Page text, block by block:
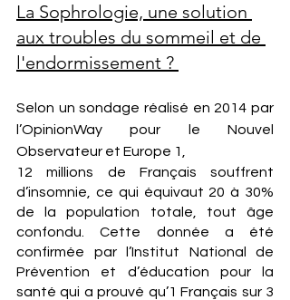
La Sophrologie, une solution
aux troubles du sommeil et de
l'endormissement ?
Selon un sondage réalisé en 2014 par
l’OpinionWay pour le Nouvel
Observateur et Europe 1,
12 millions de Français souffrent
d’insomnie, ce qui équivaut 20 à 30%
de la population totale, tout âge
confondu. Cette donnée a été
confirmée par l’Institut National de
Prévention et d’éducation pour la
santé qui a prouvé qu’1 Français sur 3